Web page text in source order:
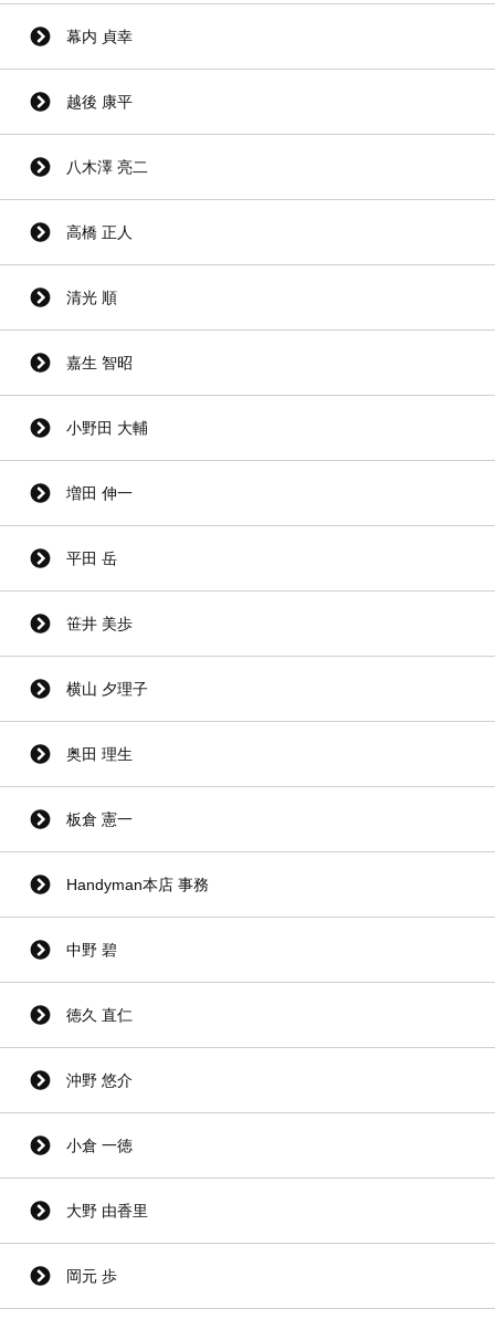
幕内 貞幸
越後 康平
八木澤 亮二
高橋 正人
清光 順
嘉生 智昭
小野田 大輔
増田 伸一
平田 岳
笹井 美歩
横山 夕理子
奥田 理生
板倉 憲一
Handyman本店 事務
中野 碧
徳久 直仁
沖野 悠介
小倉 一徳
大野 由香里
岡元 歩